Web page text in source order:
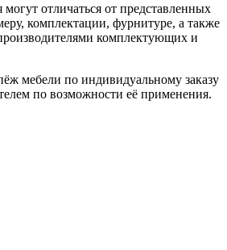
отличаться от представленных
комплектации, фурнитуре, а также
комплектующих и
мебели по индивидуальному заказу
по возможности её применения.